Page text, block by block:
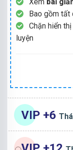
Bao gồm tất
Chặn hiển
luyện
VIP +6